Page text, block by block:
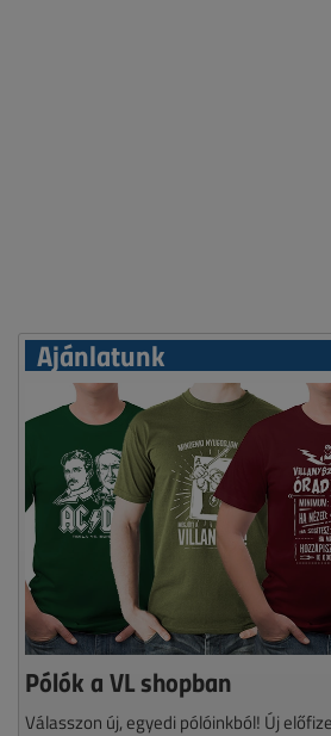
Ajánlatunk
Pólók a VL shopban
Válasszon új, egyedi pólóinkból! Új